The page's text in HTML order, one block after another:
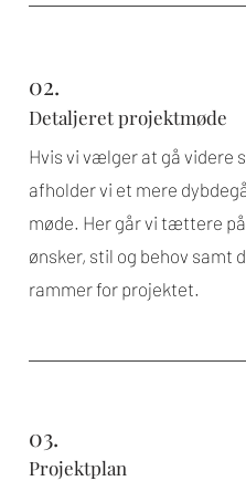
02.
Detaljeret projektmøde
Hvis vi vælger at gå videre
afholder vi et mere
møde. Her går vi tættere
ønsker, stil og behov samt
rammer for projektet.
03.
Projektplan